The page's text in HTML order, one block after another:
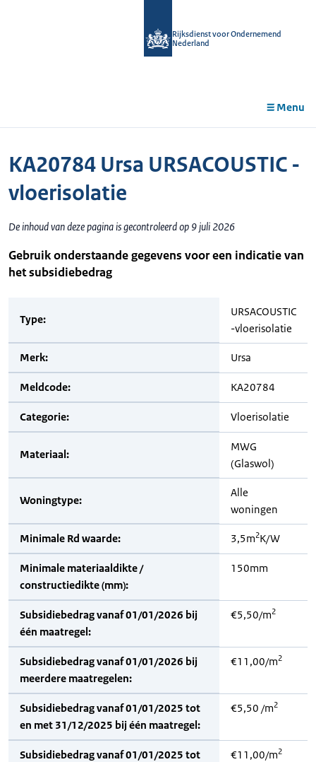
Rijksdienst voor Ondernemend
Nederland
Menu
KA20784 Ursa URSACOUSTIC -
vloerisolatie
De inhoud van deze pagina is gecontroleerd op 9 juli 2026
Gebruik onderstaande gegevens voor een indicatie van
het subsidiebedrag
Type:
URSACOUSTIC
-vloerisolatie
Merk: Ursa
Meldcode: KA20784
Categorie: Vloerisolatie
Materiaal:
MWG
(Glaswol)
Woningtype:
Alle
woningen
Minimale Rd waarde: 3,5m2K/W
Minimale materiaaldikte /
constructiedikte (mm):
150mm
Subsidiebedrag vanaf 01/01/2026 bij
één maatregel:
€5,50/m2
Subsidiebedrag vanaf 01/01/2026 bij
meerdere maatregelen:
€11,00/m2
Subsidiebedrag vanaf 01/01/2025 tot
en met 31/12/2025 bij één maatregel:
€5,50 /m2
Subsidiebedrag vanaf 01/01/2025 tot
€11,00/m2